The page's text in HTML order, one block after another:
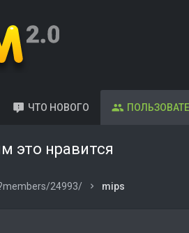
ЧТО НОВОГО
это нравится
24993/ mips